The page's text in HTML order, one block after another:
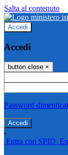
Salta al contenuto
Accedi
Accedi
button close ×
Password
-
Entra con SPID